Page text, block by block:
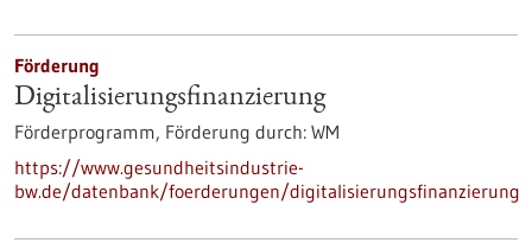
Förderung
Digitalisierungs­finanzierung
Förderprogramm, Förderung durch: WM
https://www.gesundheitsindustrie-
bw.de/datenbank/foerderungen/digitalisierungsfinanzierung